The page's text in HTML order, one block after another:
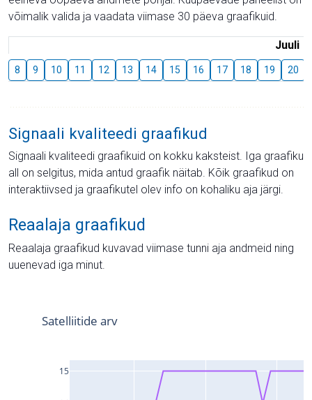
võimalik valida ja vaadata viimase 30 päeva graafikuid.
Juuli
8 9 10 11 12 13 14 15 16 17 18 19 20
Signaali kvaliteedi graafikud
Signaali kvaliteedi graafikuid on kokku kaksteist. Iga graafiku
all on selgitus, mida antud graafik näitab. Kõik graafikud on
interaktiivsed ja graafikutel olev info on kohaliku aja järgi.
Reaalaja graafikud
Reaalaja graafikud kuvavad viimase tunni aja andmeid ning
uuenevad iga minut.